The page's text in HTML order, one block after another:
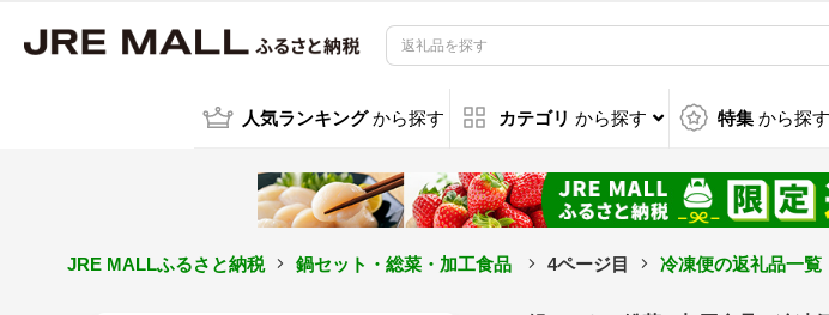
人気ランキング から探す カテゴリ から探す 特集 から探す
JRE MALLふるさと納税 鍋セット・総菜・加工食品 4ページ目 冷凍便の返礼品一覧